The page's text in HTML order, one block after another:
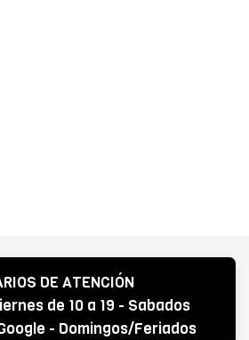
DE ATENCIÓN
de 10 a 19 - Sabados
- Domingos/Feriados